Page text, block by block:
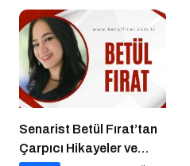
Senarist Betül Fırat’tan
Çarpıcı Hikayeler ve